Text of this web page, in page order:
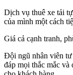
Dịch vụ thuê xe tải
của mình một cách
Giá cả cạnh tranh,
Đội ngũ nhân viên tư
đáp mọi thắc mắc và